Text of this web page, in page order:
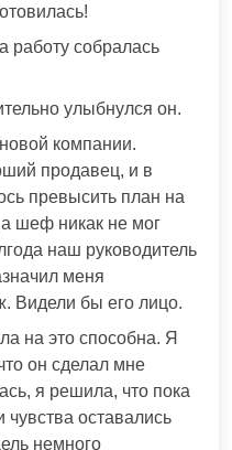
работу собралась
улыбнулся он.
компании.
продавец, и в
превысить план на
шеф никак не мог
наш руководитель
меня
Видели бы его лицо.
на это способна. Я
он сделал мне
я решила, что пока
оставались
немного